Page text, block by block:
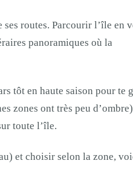
ses routes. Parcourir l’île en
panoramiques où la
tôt en haute saison pour te
zones ont très peu
toute l’île.
et choisir selon la zone,